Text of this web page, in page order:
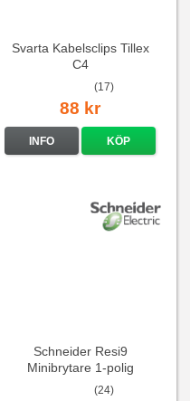
Svarta Kabelsclips Tillex
C4
(17)
88 kr
INFO KÖP
Schneider Resi9
Minibrytare 1-polig
(24)